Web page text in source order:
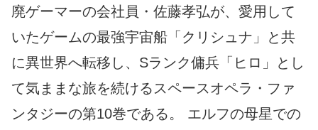
廃ゲーマーの会社員・佐藤孝弘が、愛用して
いたゲームの最強宇宙船「クリシュナ」と共
に異世界へ転移し、Sランク傭兵「ヒロ」とし
て気ままな旅を続けるスペースオペラ・ファ
ンタジーの第10巻である。 エルフの母星での